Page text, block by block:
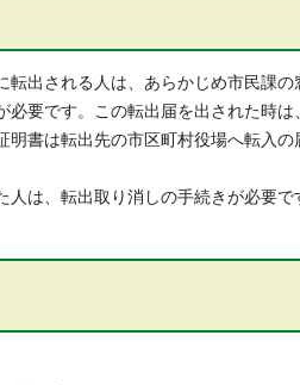
出される人は、あらかじめ市民課の
必要です。この転出届を出された時
明書は転出先の市区町村役場へ転入
人は、転出取り消しの手続きが必要